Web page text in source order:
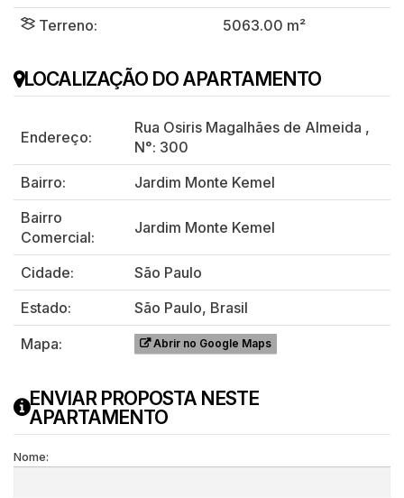
Terreno:
5063.00 m²
LOCALIZAÇÃO DO APARTAMENTO
Endereço:
Rua Osiris Magalhães de Almeida ,
N°: 300
Bairro:
Jardim Monte Kemel
Bairro
Comercial:
Jardim Monte Kemel
Cidade:
São Paulo
Estado:
São Paulo, Brasil
Mapa:
Abrir no Google Maps
ENVIAR PROPOSTA NESTE
APARTAMENTO
Nome: